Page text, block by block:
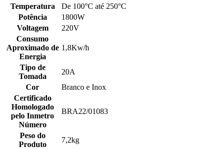
Temperatura
De 100°C até 250°C
Potência
1800W
Voltagem
220V
Consumo
Aproximado de
Energia
1,8Kw/h
Tipo de
Tomada
20A
Cor
Branco e Inox
Certificado
Homologado
pelo Inmetro
Número
BRA22/01083
Peso do
Produto
7,2kg